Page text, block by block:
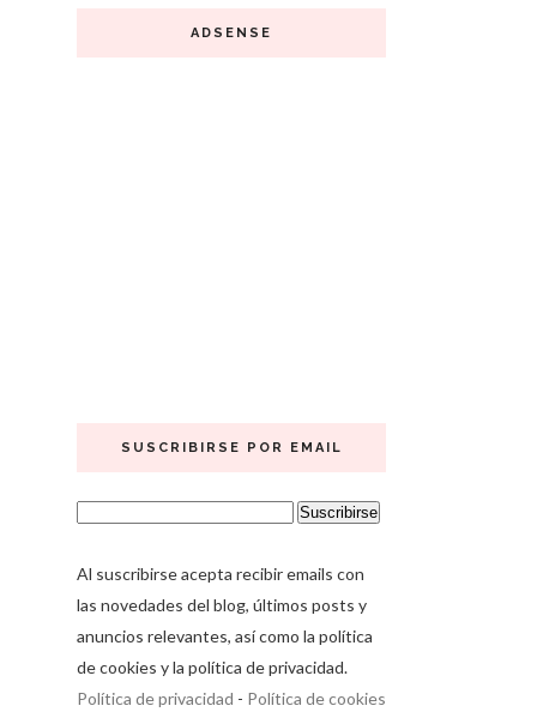
ADSENSE
SUSCRIBIRSE POR EMAIL
Al suscribirse acepta recibir emails con
las novedades del blog, últimos posts y
anuncios relevantes, así como la política
de cookies y la política de privacidad.
Política de privacidad - Política de cookies